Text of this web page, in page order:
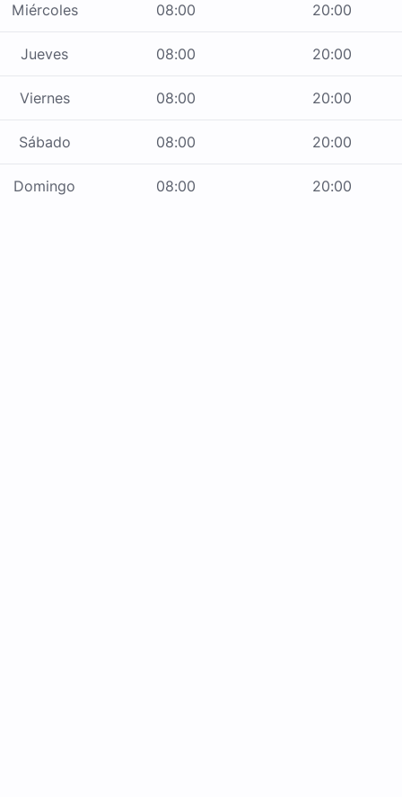
Miércoles 08:00 20:00
Jueves 08:00 20:00
Viernes 08:00 20:00
Sábado 08:00 20:00
Domingo 08:00 20:00